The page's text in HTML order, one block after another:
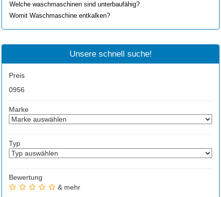
Welche waschmaschinen sind unterbaufähig?
Womit Waschmaschine entkalken?
Unsere schnell suche!
Preis
0956
Marke
Typ
Bewertung
& mehr